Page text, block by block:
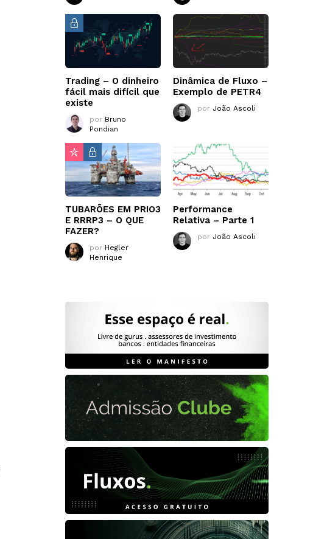
Trading – O dinheiro
fácil mais difícil que
existe
por Bruno
Pondian
Dinâmica de Fluxo –
Exemplo de PETR4
por João Ascoli
TUBARÕES EM PRIO3
E RRRP3 – O QUE
FAZER?
por Hegler
Henrique
Performance
Relativa – Parte 1
por João Ascoli